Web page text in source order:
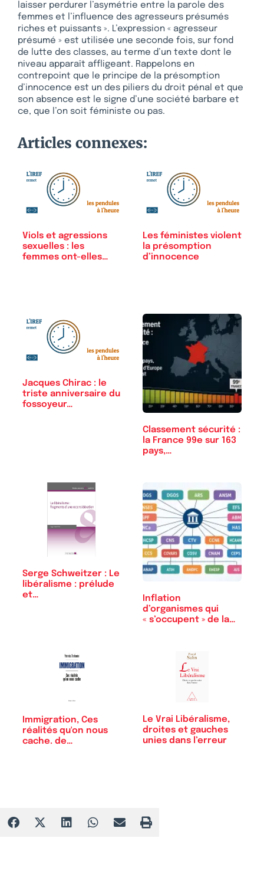
laisser perdurer l’asymétrie entre la parole des
femmes et l’influence des agresseurs présumés
riches et puissants ». L’expression « agresseur
présumé » est utilisée une seconde fois, sur fond
de lutte des classes, au terme d’un texte dont le
niveau apparaît affligeant. Rappelons en
contrepoint que le principe de la présomption
d’innocence est un des piliers du droit pénal et que
son absence est le signe d’une société barbare et
ce, que l’on soit féministe ou pas.
Articles connexes:
Viols et agressions
sexuelles : les
femmes ont-elles…
Les féministes violent
la présomption
d’innocence
Jacques Chirac : le
triste anniversaire du
fossoyeur…
Classement sécurité :
la France 99e sur 163
pays,…
Serge Schweitzer : Le
libéralisme : prélude
et…
Inflation
d’organismes qui
« s’occupent » de la…
Immigration, Ces
réalités qu'on nous
cache. de…
Le Vrai Libéralisme,
droites et gauches
unies dans l’erreur